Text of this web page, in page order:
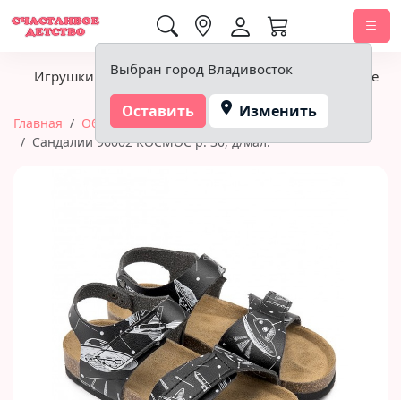
Выбран город Владивосток
Оставить Изменить
Игрушки Детское питание Подгузники, гигиена
Главная Обувь
Сандалии 96002 КОСМОС р. 30, д/мал.